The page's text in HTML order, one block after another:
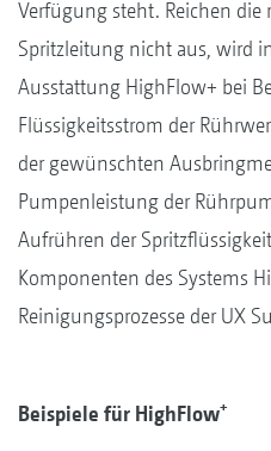
Verfügung steht. Reichen
Spritzleitung nicht aus, wird
Ausstattung HighFlow+ bei
Flüssigkeitsstrom der
der gewünschten
Pumpenleistung der
Aufrühren der
Komponenten des Systems
Reinigungsprozesse der UX
Beispiele für HighFlow+